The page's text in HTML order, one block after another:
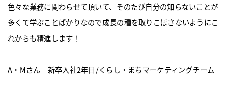
色々な業務に関わらせて頂いて、そのたび自分の知らないことが
多くて学ぶことばかりなので成長の種を取りこぼさないようにこ
れからも精進します！
A・Mさん 新卒入社2年目/くらし・まちマーケティングチーム